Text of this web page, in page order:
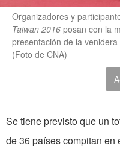
Organizadores y
Taiwan 2016 posan con la
presentación de la
(Foto de CNA)
Se tiene previsto que un
de 36 países compitan en